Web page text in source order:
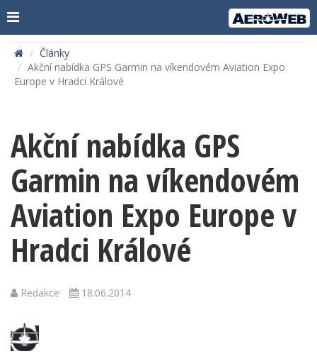
Články
Akční nabídka GPS Garmin na víkendovém Aviation Expo
Europe v Hradci Králové
Akční nabídka GPS
Garmin na víkendovém
Aviation Expo Europe v
Hradci Králové
Redakce 18.06.2014